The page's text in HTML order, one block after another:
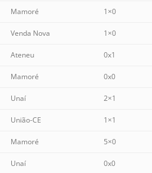
Mamoré 1×0
Venda Nova 1×0
Ateneu 0x1
Mamoré 0x0
Unaí 2×1
União-CE 1×1
Mamoré 5×0
Unaí 0x0